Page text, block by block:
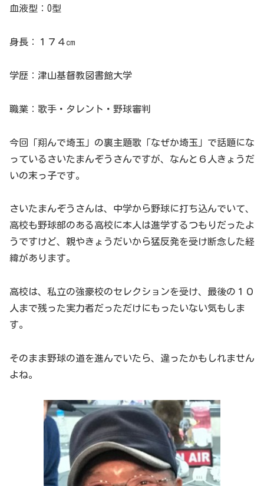
血液型：O型
身長：１７４㎝
学歴：津山基督教図書館大学
職業：歌手・タレント・野球審判
今回「翔んで埼玉」の裏主題歌「なぜか埼玉」で話題にな
っているさいたまんぞうさんですが、なんと６人きょうだ
いの末っ子です。
さいたまんぞうさんは、中学から野球に打ち込んでいて、
高校も野球部のある高校に本人は進学するつもりだったよ
うですけど、親やきょうだいから猛反発を受け断念した経
緯があります。
高校は、私立の強豪校のセレクションを受け、最後の１０
人まで残った実力者だっただけにもったいない気もしま
す。
そのまま野球の道を進んでいたら、違ったかもしれません
よね。